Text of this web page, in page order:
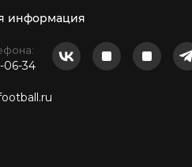
информация
06-34